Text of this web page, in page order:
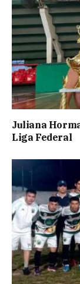
Juliana
Liga Federal